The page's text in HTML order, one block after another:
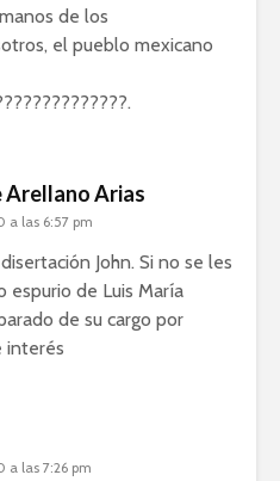
de los
el pueblo mexicano
Arellano Arias
a las 6:57 pm
John. Si no se les
espurio de Luis María
de su cargo por
interés
a las 7:26 pm